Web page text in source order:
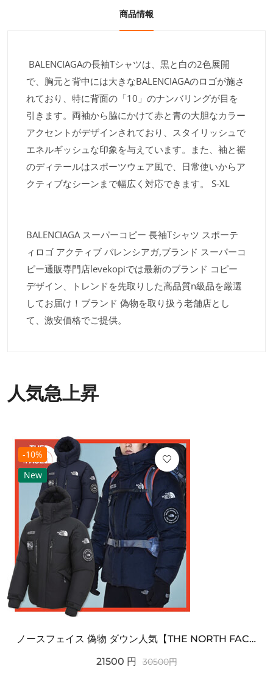
商品情報
BALENCIAGAの長袖Tシャツは、黒と白の2色展開
で、胸元と背中には大きなBALENCIAGAのロゴが施さ
れており、特に背面の「10」のナンバリングが目を
引きます。両袖から脇にかけて赤と青の大胆なカラー
アクセントがデザインされており、スタイリッシュで
エネルギッシュな印象を与えています。また、袖と裾
のディテールはスポーツウェア風で、日常使いからア
クティブなシーンまで幅広く対応できます。 S-XL
BALENCIAGA スーパーコピー 長袖Tシャツ スポーテ
ィロゴ アクティブ バレンシアガ,ブランド スーパーコ
ピー通販専門店levekopiでは最新のブランド コピー
デザイン、トレンドを先取りした高品質n級品を厳選
してお届け！ブランド 偽物を取り扱う老舗店とし
て、激安価格でご提供。
人気急上昇
-10%
New
ノースフェイス 偽物 ダウン人気【THE NORTH FACE】M'S 7 SUMMIT HIM...
21500 円 30500円